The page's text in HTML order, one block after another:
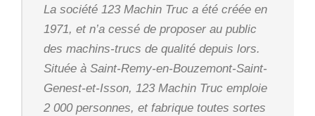
La société 123 Machin Truc a été créée en
1971, et n’a cessé de proposer au public
des machins-trucs de qualité depuis lors.
Située à Saint-Remy-en-Bouzemont-Saint-
Genest-et-Isson, 123 Machin Truc emploie
2 000 personnes, et fabrique toutes sortes